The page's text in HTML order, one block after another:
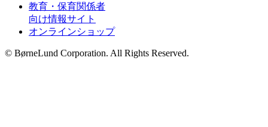
教育・保育関係者
向け情報サイト
オンラインショップ
© BørneLund Corporation. All Rights Reserved.